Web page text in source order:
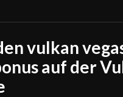
vulkan
auf der